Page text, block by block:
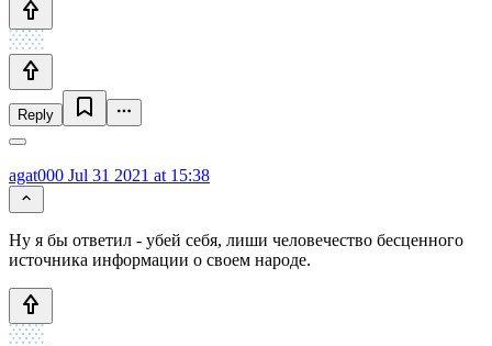
Reply
agat000 Jul 31 2021 at 15:38
Ну я бы ответил - убей себя, лиши человечество бесценного
источника информации о своем народе.